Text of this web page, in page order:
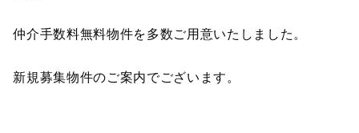
仲介手数料無料物件を多数ご用意いたしました。
新規募集物件のご案内でございます。